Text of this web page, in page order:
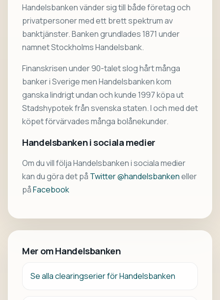
Handelsbanken vänder sig till både företag och
privatpersoner med ett brett spektrum av
banktjänster. Banken grundlades 1871 under
namnet Stockholms Handelsbank.
Finanskrisen under 90-talet slog hårt många
banker i Sverige men Handelsbanken kom
ganska lindrigt undan och kunde 1997 köpa ut
Stadshypotek från svenska staten. I och med det
köpet förvärvades många bolånekunder.
Handelsbanken i sociala medier
Om du vill följa Handelsbanken i sociala medier
kan du göra det på Twitter @handelsbankeneller
påFacebook
Mer om Handelsbanken
Se alla clearingserier för Handelsbanken